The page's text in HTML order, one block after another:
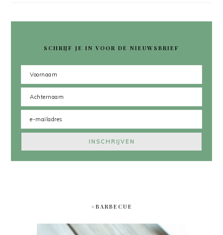
SCHRIJF JE IN VOOR DE NIEUWSBRIEF
#BARBECUE